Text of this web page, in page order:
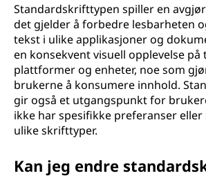
Standardskrifttypen spiller en
det gjelder å forbedre lesbarheten
tekst i ulike applikasjoner og
en konsekvent visuell opplevelse på
plattformer og enheter, noe som
brukerne å konsumere innhold.
gir også et utgangspunkt for
ikke har spesifikke preferanser
ulike skrifttyper.
Kan jeg endre